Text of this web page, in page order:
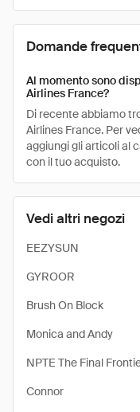
Vedi altri negozi
EEZYSUN
GYROOR
Brush On Block
Monica and Andy
NPTE The Final
Connor
Domande
Al momento sono
Airlines France?
Di recente abbiamo
Airlines France. Per
aggiungi gli articoli al
con il tuo acquisto.